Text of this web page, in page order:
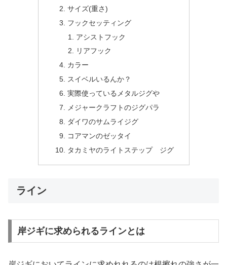
サイズ(重さ)
フックセッティング
アシストフック
リアフック
カラー
スイベルいるんか？
実際使っているメタルジグや
メジャークラフトのジグパラ
ダイワのサムライジグ
コアマンのゼッタイ
タカミヤのライトステップ ジグ
ライン
岸ジギに求められるラインとは